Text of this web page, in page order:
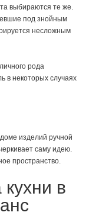
выбираются те же.
под знойным
несложным
рода
в некоторых случаях
изделий ручной
саму идею.
пространство.
в